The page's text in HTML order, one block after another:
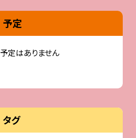
予定
予定はありません
タグ